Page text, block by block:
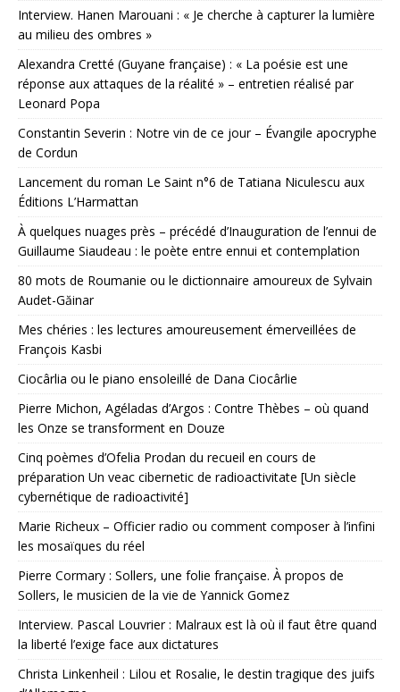
Interview. Hanen Marouani : « Je cherche à capturer la lumière
au milieu des ombres »
Alexandra Cretté (Guyane française) : « La poésie est une
réponse aux attaques de la réalité » – entretien réalisé par
Leonard Popa
Constantin Severin : Notre vin de ce jour – Évangile apocryphe
de Cordun
Lancement du roman Le Saint n°6 de Tatiana Niculescu aux
Éditions L’Harmattan
À quelques nuages près – précédé d’Inauguration de l’ennui de
Guillaume Siaudeau : le poète entre ennui et contemplation
80 mots de Roumanie ou le dictionnaire amoureux de Sylvain
Audet-Găinar
Mes chéries : les lectures amoureusement émerveillées de
François Kasbi
Ciocârlia ou le piano ensoleillé de Dana Ciocârlie
Pierre Michon, Agéladas d’Argos : Contre Thèbes – où quand
les Onze se transforment en Douze
Cinq poèmes d’Ofelia Prodan du recueil en cours de
préparation Un veac cibernetic de radioactivitate [Un siècle
cybernétique de radioactivité]
Marie Richeux – Officier radio ou comment composer à l’infini
les mosaïques du réel
Pierre Cormary : Sollers, une folie française. À propos de
Sollers, le musicien de la vie de Yannick Gomez
Interview. Pascal Louvrier : Malraux est là où il faut être quand
la liberté l’exige face aux dictatures
Christa Linkenheil : Lilou et Rosalie, le destin tragique des juifs